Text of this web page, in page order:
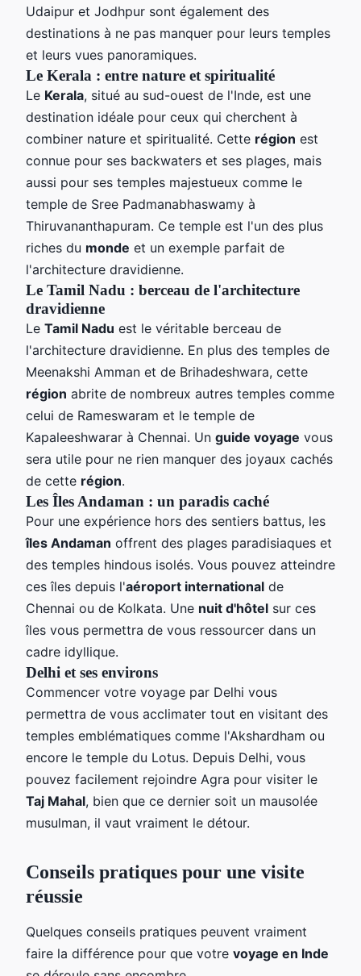
Udaipur et Jodhpur sont également des
destinations à ne pas manquer pour leurs temples
et leurs vues panoramiques.
Le Kerala : entre nature et spiritualité
Le Kerala, situé au sud-ouest de l'Inde, est une
destination idéale pour ceux qui cherchent à
combiner nature et spiritualité. Cette région est
connue pour ses backwaters et ses plages, mais
aussi pour ses temples majestueux comme le
temple de Sree Padmanabhaswamy à
Thiruvananthapuram. Ce temple est l'un des plus
riches du monde et un exemple parfait de
l'architecture dravidienne.
Le Tamil Nadu : berceau de l'architecture
dravidienne
Le Tamil Nadu est le véritable berceau de
l'architecture dravidienne. En plus des temples de
Meenakshi Amman et de Brihadeshwara, cette
région abrite de nombreux autres temples comme
celui de Rameswaram et le temple de
Kapaleeshwarar à Chennai. Un guide voyage vous
sera utile pour ne rien manquer des joyaux cachés
de cette région.
Les Îles Andaman : un paradis caché
Pour une expérience hors des sentiers battus, les
îles Andaman offrent des plages paradisiaques et
des temples hindous isolés. Vous pouvez atteindre
ces îles depuis l'aéroport international de
Chennai ou de Kolkata. Une nuit d'hôtel sur ces
îles vous permettra de vous ressourcer dans un
cadre idyllique.
Delhi et ses environs
Commencer votre voyage par Delhi vous
permettra de vous acclimater tout en visitant des
temples emblématiques comme l'Akshardham ou
encore le temple du Lotus. Depuis Delhi, vous
pouvez facilement rejoindre Agra pour visiter le
Taj Mahal, bien que ce dernier soit un mausolée
musulman, il vaut vraiment le détour.
Conseils pratiques pour une visite
réussie
Quelques conseils pratiques peuvent vraiment
faire la différence pour que votre voyage en Inde